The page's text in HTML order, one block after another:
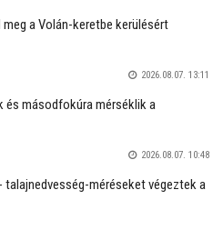
a Volán-keretbe kerülésért
2026.08.07. 13:11
és másodfokúra mérséklik a
2026.08.07. 10:48
talajnedvesség-méréseket végeztek a